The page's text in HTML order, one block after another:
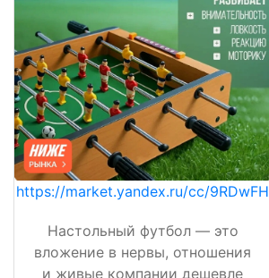
https://market.yandex.ru/cc/9RDwFH
Настольный футбол — это
вложение в нервы, отношения
и живые компании дешевле